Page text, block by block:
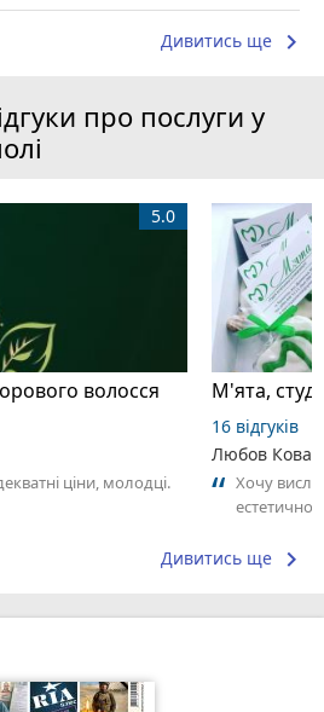
Дивитись ще keyboard_arrow_right
про послуги у
волосся
5.0
ціни, молодці.
М'ята,
16 відгуків
Любов
Хочу
справжнє...
Дивитись ще keyboard_arrow_right